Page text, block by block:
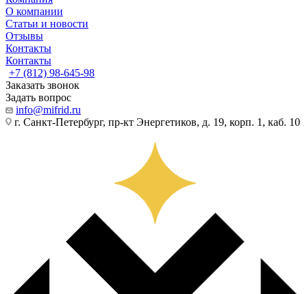
О компании
Статьи и новости
Отзывы
Контакты
Контакты
+7 (812) 98-645-98
Заказать звонок
Задать вопрос
info@mifrid.ru
г. Санкт-Петербург, пр-кт Энергетиков, д. 19, корп. 1, каб. 10